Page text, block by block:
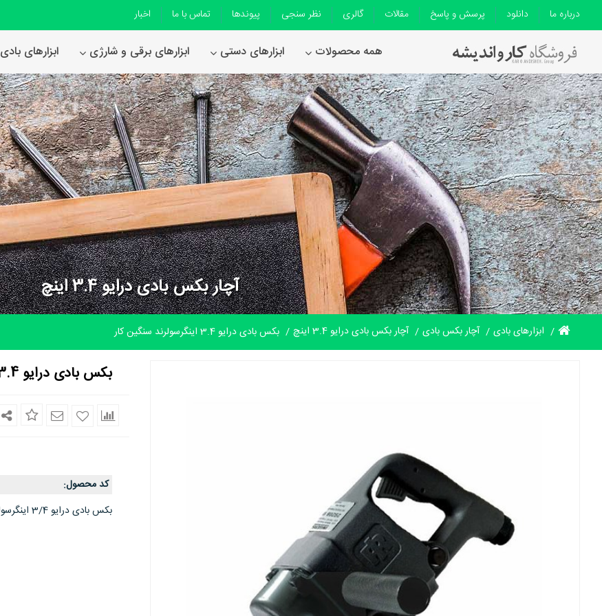
همه محصولات ابزارهای دستی ابزارهای برقی و شارژی ابزارهای بادی
درباره ما دانلود پرسش و پاسخ مقالات گالری نظر سنجی پیوندها تماس با ما اخبار
آچار بکس بادی درایو 3.4 اینچ
ابزارهای بادی آچار بکس بادی آچار بکس بادی درایو 3.4 اینچ بکس بادی درایو 3.4 اینگرسولرند سنگین کار
بکس بادی درایو 3.4 اینگرسولرند سنگین کار
کد محصول:
بکس بادی درایو 3/4 اینگرسولرند Ingersoll rand امریکا